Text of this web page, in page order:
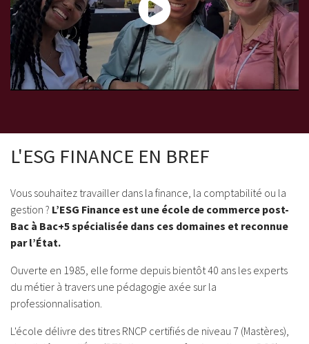
L'ESG FINANCE EN BREF
Vous souhaitez travailler dans la finance, la comptabilité ou la
gestion ? L’ESG Finance est une école de commerce post-
Bac à Bac+5 spécialisée dans ces domaines et reconnue
par l’État.
Ouverte en 1985, elle forme depuis bientôt 40 ans les experts
du métier à travers une pédagogie axée sur la
professionnalisation.
L'école délivre des titres RNCP certifiés de niveau 7 (Mastères),